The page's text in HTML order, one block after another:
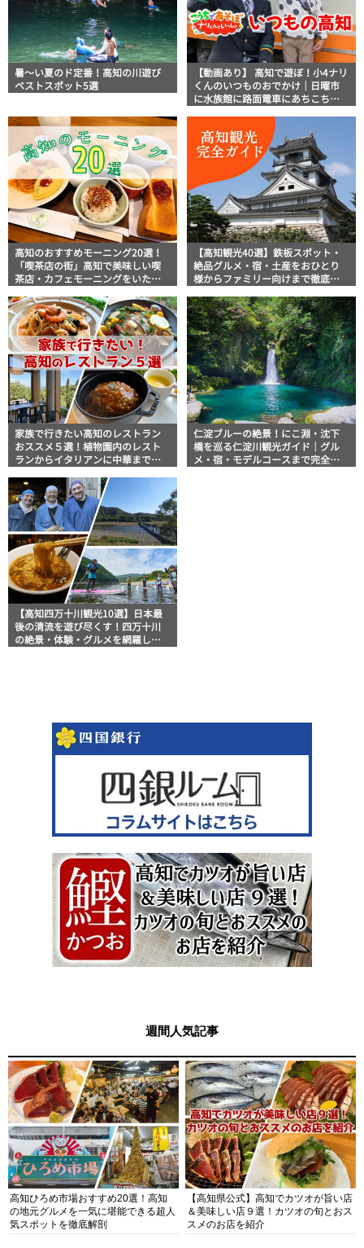
暑～い夏のド定番！高知の川遊び
ベストスポット5選
【動画あり】 高知で遊ぼ！小4ナリ
くんのいつものおでかけ｜日曜市
に水族館に路面電車にあちこち巡
高知のおすすめモーニング20選！
「喫茶店の街」高知で美味しい喫
茶店・カフェモーニングをいただ
【高知観光40選】鉄板スポット・
絶品グルメ・宿・土産をおひとり
様からファミリー向けまで徹底解
家族で行きたい高知のレストラン
おススメ５選！植物園内のレスト
ランからイタリアンに中華まで楽
仁淀ブルーの絶景！にこ淵・沈下
橋を巡る仁淀川観光ガイド｜グル
メ・宿・モデルコースまで完全網
【高知四万十川観光10選】日本最
後の清流を遊び尽くす！四万十川
の絶景・体験・グルメを網羅した
週間人気記事
高知ひろめ市場おすすめ20選！高知
の地元グルメを一気に堪能できる超人
気スポットを徹底解剖
【高知県公式】高知でカツオが旨い店
＆美味しい店９選！カツオの旬とおス
スメのお店を紹介